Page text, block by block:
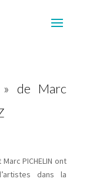
de Marc
PICHELIN ont
dans la